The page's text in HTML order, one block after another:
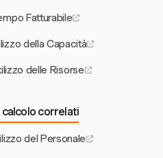
Fatturabile
della Capacità
delle Risorse
correlati
del Personale